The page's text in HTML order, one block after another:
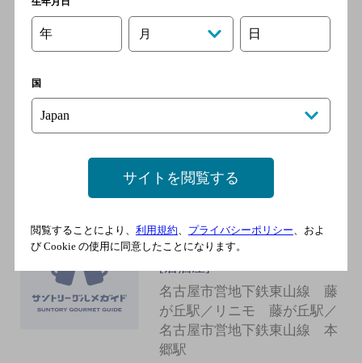
[居酒屋]
名古屋市営地下鉄東山線 本
郷駅
やまとなでしこ
名古屋市営地下鉄東山線 藤
が丘駅／リニモ 藤が丘駅／
名古屋市営地下鉄東山線 本
郷駅
年 月 日
国
サイトを閲覧する
閲覧することにより、 利用規約 プライバシーポリシー 、およ
び Cookie の使用に同意したことになります。